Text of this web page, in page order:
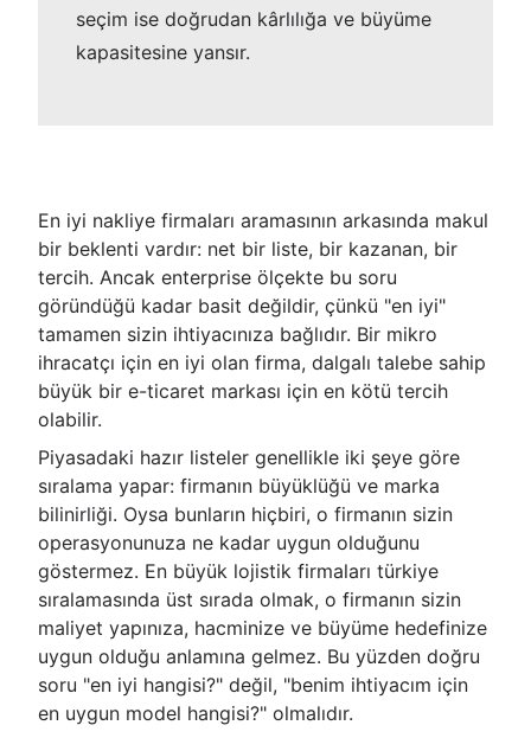
seçim ise doğrudan kârlılığa ve büyüme
kapasitesine yansır.
En iyi nakliye firmaları aramasının arkasında makul
bir beklenti vardır: net bir liste, bir kazanan, bir
tercih. Ancak enterprise ölçekte bu soru
göründüğü kadar basit değildir, çünkü "en iyi"
tamamen sizin ihtiyacınıza bağlıdır. Bir mikro
ihracatçı için en iyi olan firma, dalgalı talebe sahip
büyük bir e-ticaret markası için en kötü tercih
olabilir.
Piyasadaki hazır listeler genellikle iki şeye göre
sıralama yapar: firmanın büyüklüğü ve marka
bilinirliği. Oysa bunların hiçbiri, o firmanın sizin
operasyonunuza ne kadar uygun olduğunu
göstermez. En büyük lojistik firmaları türkiye
sıralamasında üst sırada olmak, o firmanın sizin
maliyet yapınıza, hacminize ve büyüme hedefinize
uygun olduğu anlamına gelmez. Bu yüzden doğru
soru "en iyi hangisi?" değil, "benim ihtiyacım için
en uygun model hangisi?" olmalıdır.